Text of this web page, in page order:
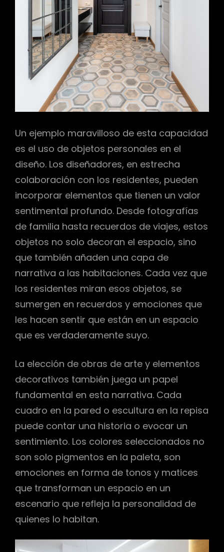
Un ejemplo maravilloso de esta capacidad
es el uso de objetos personales en el
diseño. Los diseñadores, en estrecha
colaboración con los residentes, pueden
incorporar elementos que tienen un valor
sentimental profundo. Desde fotografías
de familia hasta recuerdos de viajes, estos
objetos no solo decoran el espacio, sino
que también añaden una capa de
narrativa a las habitaciones. Cada vez que
los residentes miran esos objetos, se
sumergen en recuerdos y emociones que
les hacen sentir que están en un espacio
que es verdaderamente suyo.
La elección de obras de arte y elementos
decorativos también juega un papel
fundamental en esta narrativa. Cada
cuadro en la pared o escultura en la repisa
puede contar una historia o evocar un
sentimiento. Los colores seleccionados no
son solo pigmentos en la paleta, son
emociones en forma de tonos y matices
que transforman un espacio en un
escenario que refleja la personalidad de
quienes lo habitan.